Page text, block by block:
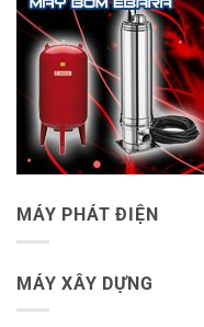
MÁY PHÁT ĐIỆN
MÁY XÂY DỰNG